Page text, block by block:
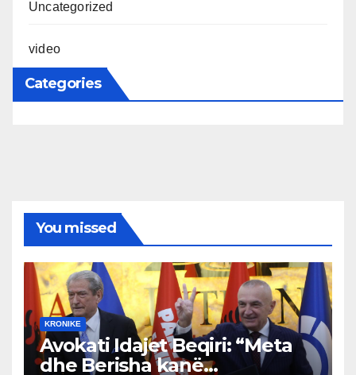
Uncategorized
video
Categories
You missed
KRONIKE
Avokati Idajet Beqiri: “Meta
dhe Berisha kanë